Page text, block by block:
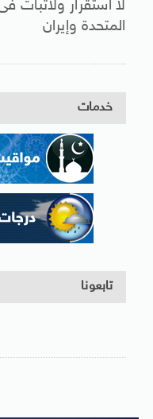
لا استقرار ولاثبات
المتحدة وإيران
خدمات
تابعونا